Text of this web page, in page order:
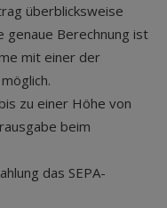
überblicksweise
genaue Berechnung ist
mit einer der
zu einer Höhe von
beim
das SEPA-